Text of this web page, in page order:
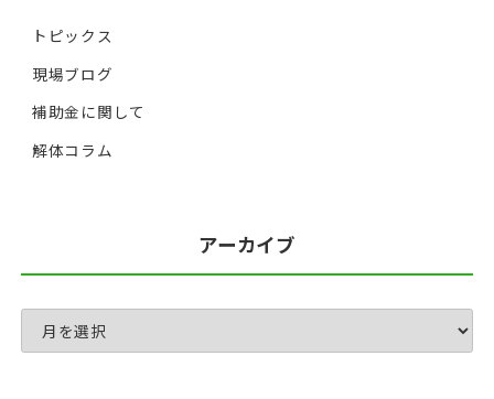
トピックス
現場ブログ
補助金に関して
解体コラム
アーカイブ